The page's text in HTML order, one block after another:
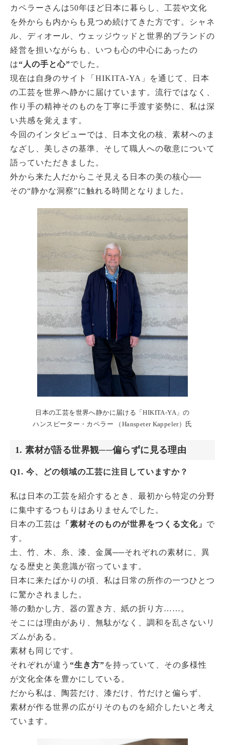
カペラーさんは50年ほど日本に暮らし、工芸や文化
を外からも内からも見つめ続けてきた方です。シャネ
ル、ディオール、ウェッジウッドと世界的ブランドの
経営を担いながらも、いつも心の中心にあったの
は“人の手と心”でした。
現在は自身のサイト「HIKITA-YA」を通じて、日本
の工芸を世界へ静かに届けています。流行ではなく、
作り手の精神そのものを丁寧に手渡す姿勢に、私は深
い共感を覚えます。
今回のインタビューでは、日本文化の核、素材へのま
なざし、美しさの基準、そして職人への敬意について
語っていただきました。
外から来た人だからこそ見える日本の美の核心──
その“静かな洞察”に触れる時間となりました。
日本の工芸を世界へ静かに届ける「HIKITA-YA」の
ハンスピーター・カペラー （Hanspeter Kappeler）氏
1. 素材が語る世界観──偏らずに見る理由
Q1. 今、どの領域の工芸に注目していますか？
私は日本の工芸を紹介するとき、最初から特定の分野
に集中するつもりはありませんでした。
日本の工芸は
「素材そのものが世界をつくる文化」 で
す。
土、竹、木、糸、漆、金属──それぞれの素材に、異
なる歴史と美意識が宿っています。
日本に来たばかりの頃、私は日常の所作の一つひとつ
に驚かされました。
箒の動かし方、器の置き方、紙の折り方……。
そこには理由があり、無駄がなく、調和を乱さないリ
ズムがある。
素材も同じです。
それぞれが違う “生き方”を持っていて、その多様性
が文化全体を豊かにしている。
だから私は、陶芸だけ、漆だけ、竹だけと偏らず、
素材が作る世界の広がりそのものを紹介したいと考え
ています。